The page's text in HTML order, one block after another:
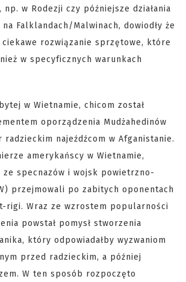
w Rodezji czy późniejsze działania
Falklandach/Malwinach, dowiodły że
rozwiązanie sprzętowe, które
w specyficznych warunkach
w Wietnamie, chicom został
oporządzenia Mudżahedinów
radzieckim najeźdźcom w Afganistanie.
amerykańscy w Wietnamie,
ze specnazów i wojsk powietrzno-
przejmowali po zabitych oponentach
rigi. Wraz ze wzrostem popularności
powstał pomysł stworzenia
który odpowiadałby wyzwaniom
przed radzieckim, a później
W ten sposób rozpoczęto